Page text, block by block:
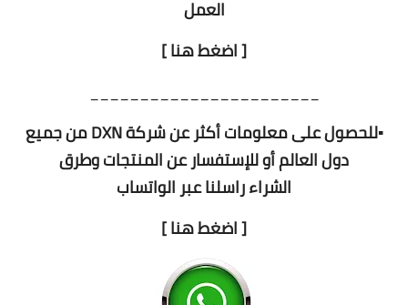
العمل
[ اضغط هنا ]
_______________________
▪️للحصول على معلومات أكثر عن شركة DXN من جميع
دول العالم أو للإستفسار عن المنتجات وطرق
الشراء راسلنا عبر الواتساب
[ اضغط هنا ]